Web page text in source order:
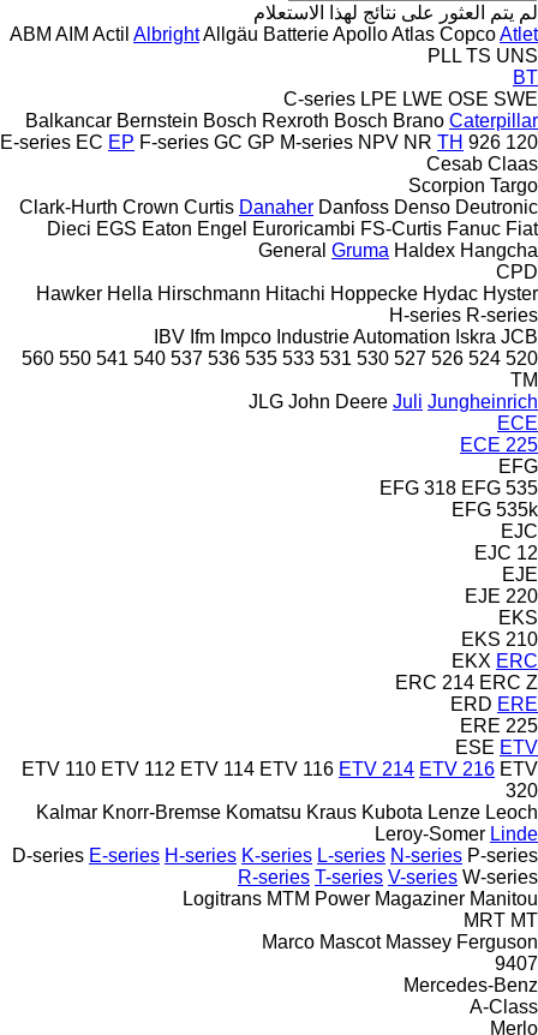
لم يتم العثور على نتائج لهذا الاستعلام
ABM AIM Actil AlbrightAllgäu BatterieApolloAtlas CopcoAtlet
PLL TS UNS
BT
C-series LPE LWE OSE SWE
Balkancar Bernstein Bosch Rexroth Bosch Brano Caterpillar
120
926
E-series EC EP F-series GC GP M-series NPV NR TH
Cesab Claas
Scorpion Targo
Clark-Hurth Crown Curtis Danaher Danfoss Denso Deutronic
Dieci EGS Eaton Engel Euroricambi FS-Curtis Fanuc Fiat
General Gruma Haldex Hangcha
CPD
Hawker Hella Hirschmann Hitachi Hoppecke Hydac Hyster
H-series R-series
IBV Ifm Impco Industrie Automation Iskra JCB
520
524
526
527
530
531
533
535
536
537
540
541
550
560
TM
JLG John Deere Juli Jungheinrich
ECE
ECE 225
EFG
EFG 318 EFG 535
EFG 535k
EJC
EJC 12
EJE
EJE 220
EKS
EKS 210
EKX ERC
ERC 214 ERC Z
ERD ERE
ERE 225
ESE ETV
ETV 110 ETV 112 ETV 114 ETV 116 ETV 214 ETV 216 ETV
320
Kalmar Knorr-Bremse Komatsu Kraus Kubota Lenze Leoch
Leroy-Somer Linde
D-series E-series H-series K-series L-series N-series P-series
R-series T-series V-series W-series
Logitrans MTM Power Magaziner Manitou
MRT MT
Marco Mascot Massey Ferguson
9407
Mercedes-Benz
A-Class
Merlo